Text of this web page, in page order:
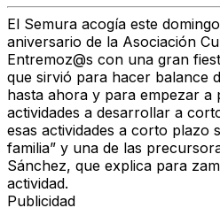
El Semura acogía este
aniversario de la Asociación
Entremoz@s con una gran
que sirvió para hacer balance
hasta ahora y para empezar a
actividades a desarrollar a
esas actividades a corto plazo
familia” y una de las
Sánchez, que explica para
actividad.
Publicidad